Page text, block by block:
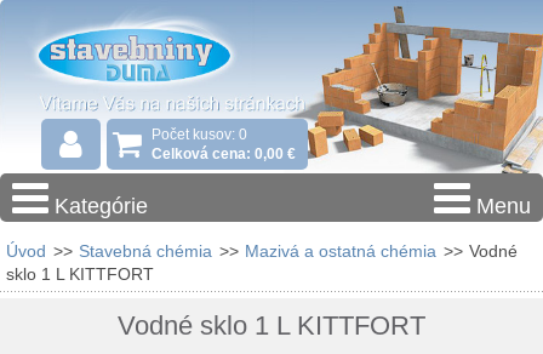
Počet kusov: 0
Celková cena: 0,00 €
Kategórie Menu
Úvod >> Stavebná chémia >> Mazivá a ostatná chémia >> Vodné
sklo 1 L KITTFORT
Vodné sklo 1 L KITTFORT